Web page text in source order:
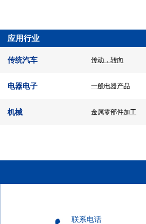
应用行业
传统汽车 传动，转向
电器电子 一般电器产品
机械 金属零部件加工
联系电话